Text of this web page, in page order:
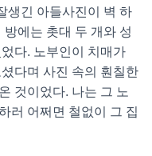
생긴 아들사진이 벽 하
에는 촛대 두 개와 성
다. 노부인이 치매가
다며 사진 속의 훤칠한
것이었다. 나는 그 노
러 어쩌면 철없이 그 집